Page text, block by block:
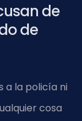
de
de
a la policía ni
cosa